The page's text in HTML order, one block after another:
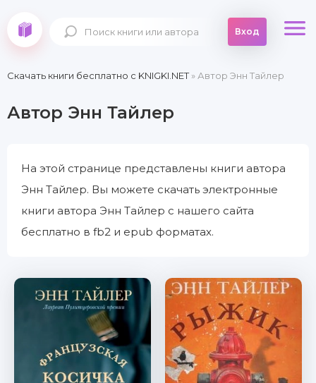
Вход
Скачать книги бесплатно c KNIGKI.NET» Автор Энн Тайлер
Автор Энн Тайлер
На этой странице представлены книги автора
Энн Тайлер. Вы можете скачать электронные
книги автора Энн Тайлер с нашего сайта
бесплатно в fb2 и epub форматах.